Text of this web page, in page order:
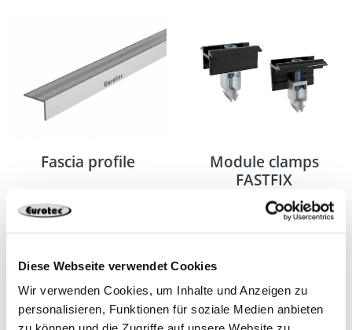
Diese Webseite verwendet Cookies
Wir verwenden Cookies, um Inhalte und Anzeigen zu
personalisieren, Funktionen für soziale Medien anbieten
Fascia profile
Module clamps
FASTFIX